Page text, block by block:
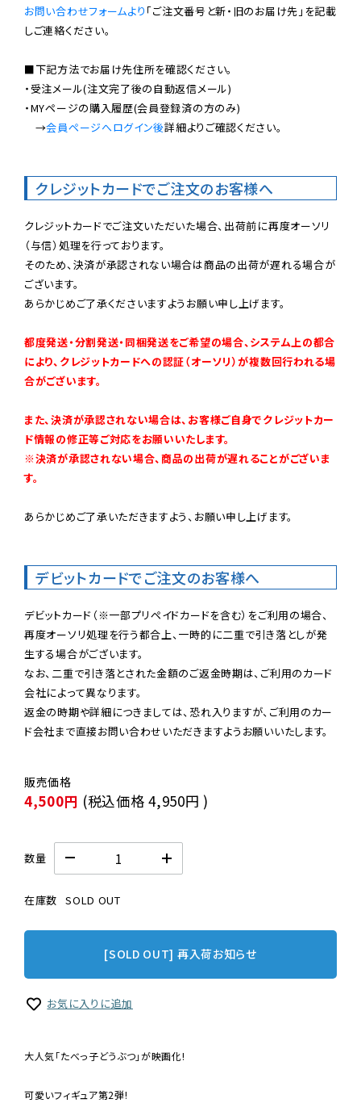
お問い合わせフォームより 「ご注文番号と新・旧のお届け先」を記載
しご連絡ください。
■下記方法でお届け先住所を確認ください。
・受注メール(注文完了後の自動返信メール)
・MYページの購入履歴(会員登録済の方のみ)
→会員ページへログイン後詳細よりご確認ください。
クレジットカードでご注文のお客様へ
クレジットカードでご注文いただいた場合、出荷前に再度オーソリ
（与信）処理を行っております。
そのため、決済が承認されない場合は商品の出荷が遅れる場合が
ございます。
あらかじめご了承くださいますようお願い申し上げます。
都度発送・分割発送・同梱発送をご希望の場合、システム上の都合
により、クレジットカードへの認証（オーソリ）が複数回行われる場
合がございます。
また、決済が承認されない場合は、お客様ご自身でクレジットカー
ド情報の修正等ご対応をお願いいたします。
※決済が承認されない場合、商品の出荷が遅れることがございま
す。
あらかじめご了承いただきますよう、お願い申し上げます。
デビットカードでご注文のお客様へ
デビットカード（※一部プリペイドカードを含む）をご利用の場合、
再度オーソリ処理を行う都合上、一時的に二重で引き落としが発
生する場合がございます。
なお、二重で引き落とされた金額のご返金時期は、ご利用のカード
会社によって異なります。
返金の時期や詳細につきましては、恐れ入りますが、ご利用のカー
ド会社まで直接お問い合わせいただきますようお願いいたします。
4,500円 (税込価格4,950円 )
数量
在庫数 SOLD OUT
[SOLD OUT] 再入荷お知らせ
お気に入りに追加
大人気「たべっ子どうぶつ」が映画化!
可愛いフィギュア第2弾!